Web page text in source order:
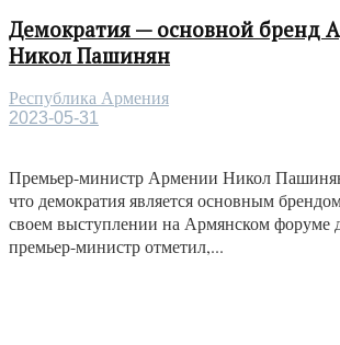
Демократия — основной бренд
Никол Пашинян
Республика Армения
2023-05-31
Премьер-министр Армении Никол
что демократия является основным
своем выступлении на Армянском форуме
премьер-министр отметил,...